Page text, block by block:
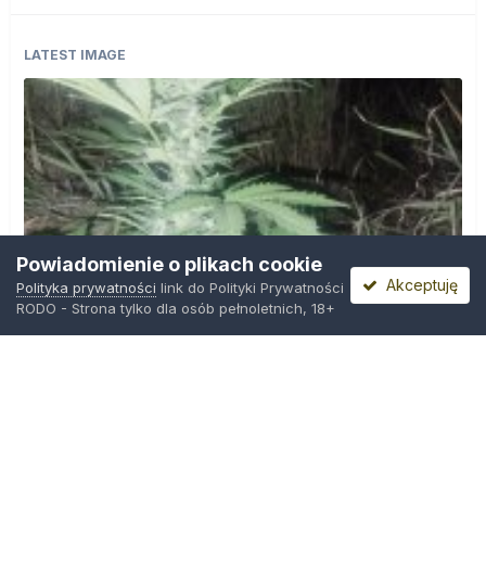
LATEST IMAGE
Powiadomienie o plikach cookie
Polityka prywatności link do Polityki Prywatności
RODO - Strona tylko dla osób pełnoletnich, 18+
Akceptuję